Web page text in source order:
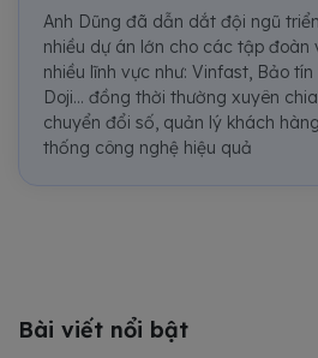
Anh Dũng đã dẫn dắt đội ngũ
nhiều dự án lớn cho các tập đoàn
nhiều lĩnh vực như: Vinfast, Bảo
Doji... đồng thời thường xuyên
chuyển đổi số, quản lý khách
thống công nghệ hiệu quả
Bài viết nổi bật